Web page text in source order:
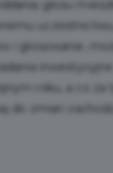
głosu
i głosowanie,
roku, a co za
do zmian